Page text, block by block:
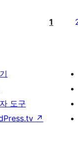
1
도구
↗